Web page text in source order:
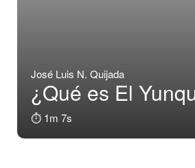
José Luis N. Quijada
¿Qué es El
⏱️ 1m 7s